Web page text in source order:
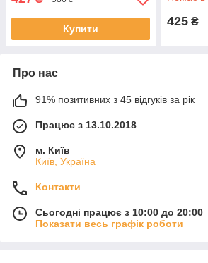
Купити
лампа
425 ₴
Про нас
91% позитивних з 45 відгуків за рік
Працює з 13.10.2018
м. Київ
Київ, Україна
Контакти
Сьогодні працює з 10:00 до 20:00
Показати весь графік роботи